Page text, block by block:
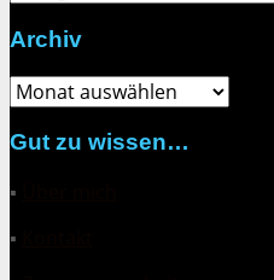
Archiv
Archiv
Gut zu wissen…
▪
▪